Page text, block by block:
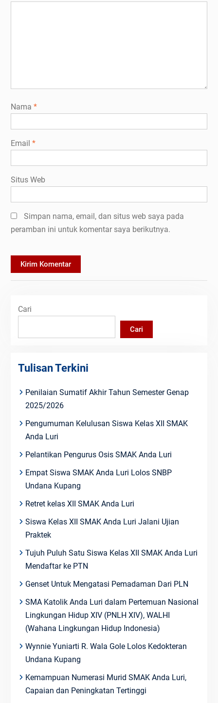
Nama *
Email *
Situs Web
Simpan nama, email, dan situs web saya pada
peramban ini untuk komentar saya berikutnya.
Cari
Cari
Tulisan Terkini
Penilaian Sumatif Akhir Tahun Semester Genap
2025/2026
Pengumuman Kelulusan Siswa Kelas XII SMAK
Anda Luri
Pelantikan Pengurus Osis SMAK Anda Luri
Empat Siswa SMAK Anda Luri Lolos SNBP
Undana Kupang
Retret kelas XII SMAK Anda Luri
Siswa Kelas XII SMAK Anda Luri Jalani Ujian
Praktek
Tujuh Puluh Satu Siswa Kelas XII SMAK Anda Luri
Mendaftar ke PTN
Genset Untuk Mengatasi Pemadaman Dari PLN
SMA Katolik Anda Luri dalam Pertemuan Nasional
Lingkungan Hidup XIV (PNLH XIV), WALHI
(Wahana Lingkungan Hidup Indonesia)
Wynnie Yuniarti R. Wala Gole Lolos Kedokteran
Undana Kupang
Kemampuan Numerasi Murid SMAK Anda Luri,
Capaian dan Peningkatan Tertinggi